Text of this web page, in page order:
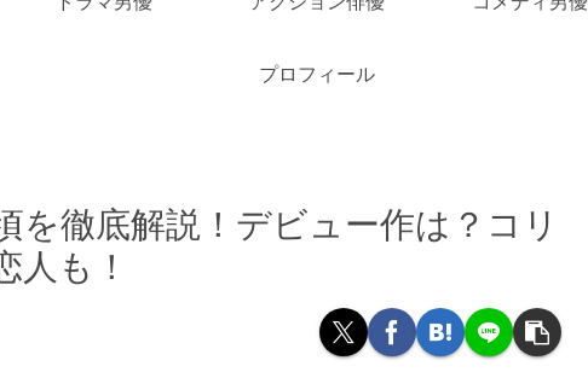
プロフィール
を徹底解説！デビュー作は？コリ
人も！